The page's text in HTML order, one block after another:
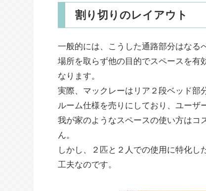
割り切りのレイアウト
一般的には、こうした通路部分はなる
場所を取らず他の目的でスペースを有
なります。
実際、マックレーはリア２段ベッド部
ルーム仕様を売りにしており、ユーザ
我が家のようなスペースの使い方はコ
ん。
しかし、２匹と２人での使用に特化し
工夫なのです。